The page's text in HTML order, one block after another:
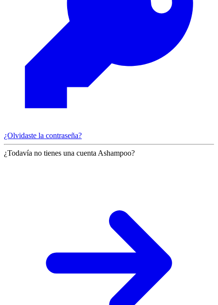
¿Olvidaste la contraseña?
¿Todavía no tienes una cuenta Ashampoo?